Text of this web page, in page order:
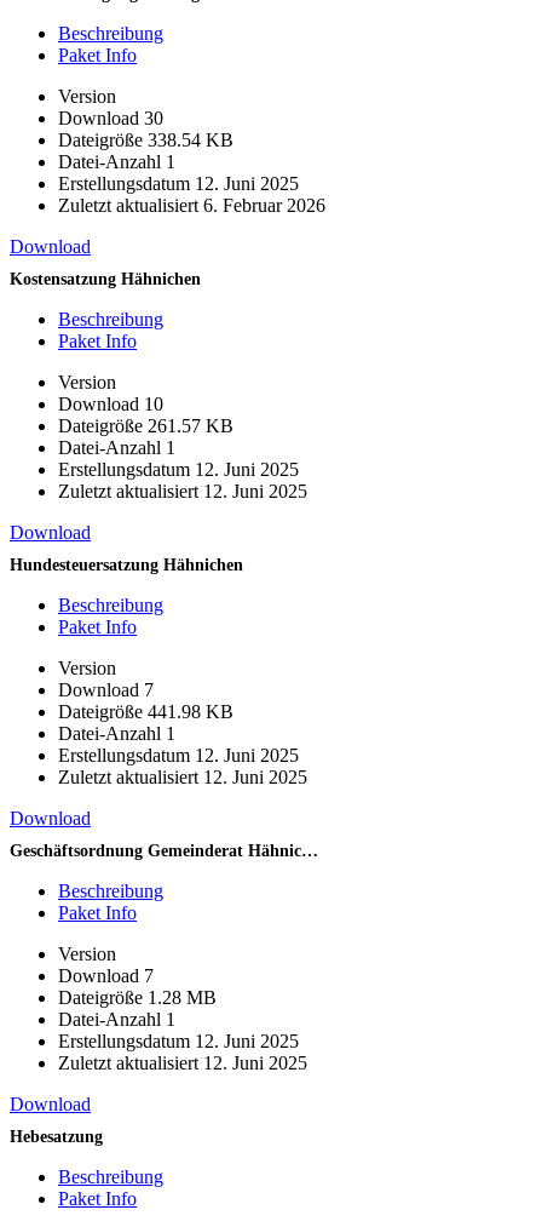
Beschreibung
Paket Info
Version
Download 30
Dateigröße 338.54 KB
Datei-Anzahl 1
Erstellungsdatum 12. Juni 2025
Zuletzt aktualisiert 6. Februar 2026
Download
Kostensatzung Hähnichen
Beschreibung
Paket Info
Version
Download 10
Dateigröße 261.57 KB
Datei-Anzahl 1
Erstellungsdatum 12. Juni 2025
Zuletzt aktualisiert 12. Juni 2025
Download
Hundesteuersatzung Hähnichen
Beschreibung
Paket Info
Version
Download 7
Dateigröße 441.98 KB
Datei-Anzahl 1
Erstellungsdatum 12. Juni 2025
Zuletzt aktualisiert 12. Juni 2025
Download
Geschäftsordnung Gemeinderat Hähnichen
Beschreibung
Paket Info
Version
Download 7
Dateigröße 1.28 MB
Datei-Anzahl 1
Erstellungsdatum 12. Juni 2025
Zuletzt aktualisiert 12. Juni 2025
Download
Hebesatzung
Beschreibung
Paket Info